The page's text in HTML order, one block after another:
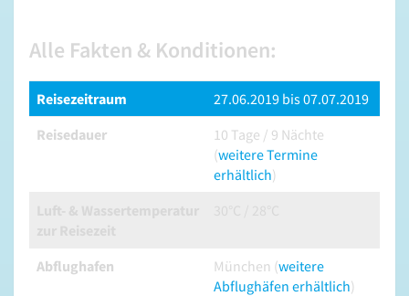
Alle Fakten & Konditionen:
Reisezeitraum
27.06.2019 bis 07.07.2019
Reisedauer
10 Tage / 9 Nächte
(weitere Termine
erhältlich)
Abflughafen München (weitere
Abflughäfen erhältlich)